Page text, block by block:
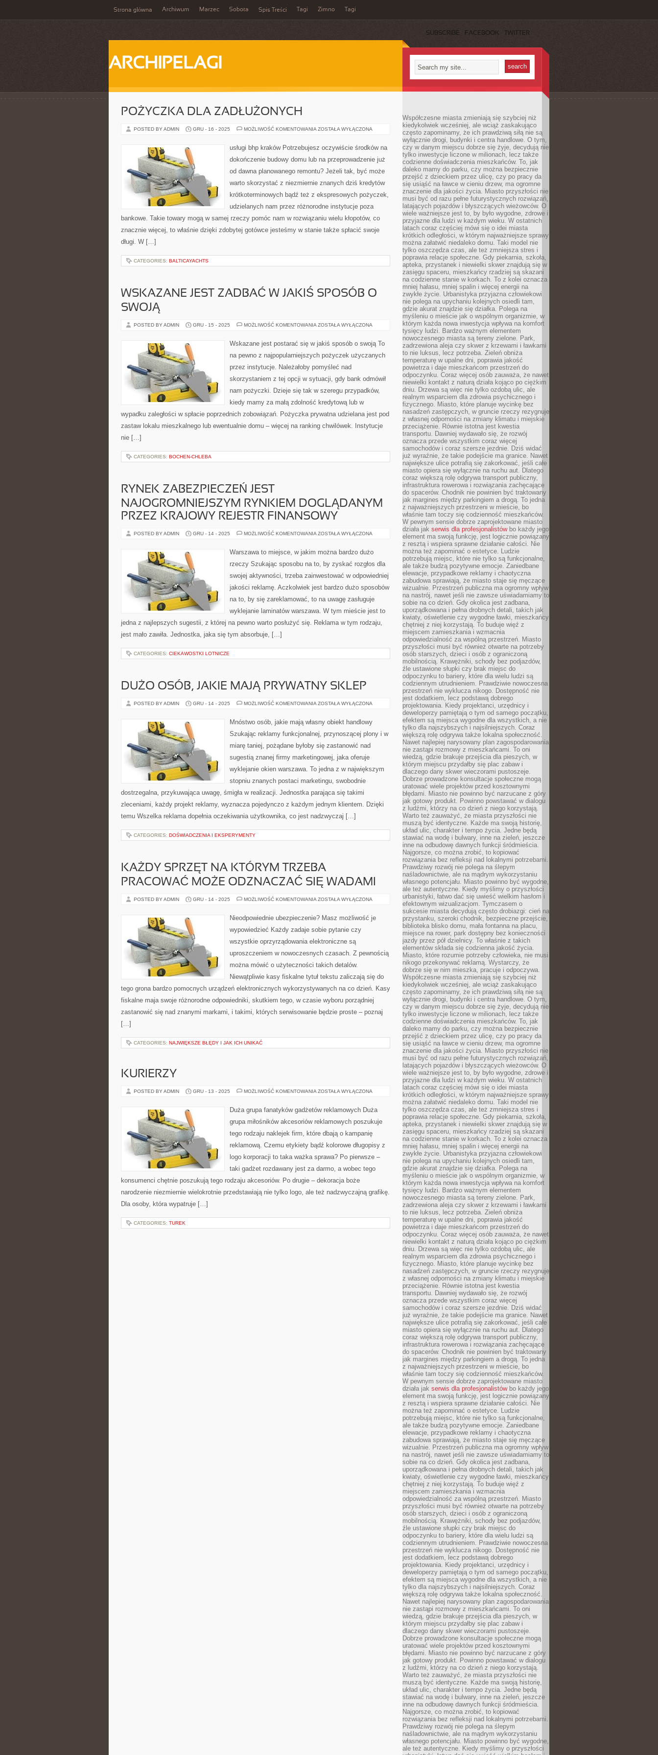
Strona główna Archiwum Marzec Sobota Spis Treści Tagi Zimno Tagi
SUBSCRIBE FACEBOOK TWITTER
ARCHIPELAGI
POŻYCZKA DLA ZADŁUŻONYCH
POSTED BY ADMIN GRU - 16 - 2025 MOŻLIWOŚĆ KOMENTOWANIA POŻYCZKA
ZOSTAŁA WYŁĄCZONA
usługi bhp kraków Potrzebujesz oczywiście środków na
dokończenie budowy domu lub na przeprowadzenie już
od dawna planowanego remontu? Jeżeli tak, być może
warto skorzystać z niezmiernie znanych dziś kredytów
krótkoterminowych bądź też z ekspresowych pożyczek,
udzielanych nam przez różnorodne instytucje poza
bankowe. Takie towary mogą w samej rzeczy pomóc nam w rozwiązaniu wielu kłopotów, co
znacznie więcej, to właśnie dzięki zdobytej gotówce jesteśmy w stanie także spłacić swoje
długi. W […]
CATEGORIES: BALTICAYACHTS
WSKAZANE JEST ZADBAĆ W JAKIŚ SPOSÓB O
SWOJĄ
POSTED BY ADMIN GRU - 15 - 2025 MOŻLIWOŚĆ KOMENTOWANIA WSKAZANE
W
JAKIŚ
O
ZOSTAŁA WYŁĄCZONA
Wskazane jest postarać się w jakiś sposób o swoją To
na pewno z najpopularniejszych pożyczek użyczanych
przez instytucje. Należałoby pomyśleć nad
skorzystaniem z tej opcji w sytuacji, gdy bank odmówił
nam pożyczki. Dzieje się tak w szeregu przypadków,
kiedy mamy za małą zdolność kredytową lub w
wypadku zaległości w spłacie poprzednich zobowiązań. Pożyczka prywatna udzielana jest pod
zastaw lokalu mieszkalnego lub ewentualnie domu – więcej na ranking chwilówek. Instytucje
nie […]
CATEGORIES: BOCHEN-CHLEBA
RYNEK ZABEZPIECZEŃ JEST
NAJOGROMNIEJSZYM RYNKIEM DOGLĄDANYM
PRZEZ KRAJOWY REJESTR FINANSOWY
POSTED BY ADMIN GRU - 14 - 2025 MOŻLIWOŚĆ KOMENTOWANIA RYNEK
NAJOGROMNIEJSZYM
RYNKIEM
PRZEZ
REJESTR
ZOSTAŁA WYŁĄCZONA
Warszawa to miejsce, w jakim można bardzo dużo
rzeczy Szukając sposobu na to, by zyskać rozgłos dla
swojej aktywności, trzeba zainwestować w odpowiedniej
jakości reklamę. Aczkolwiek jest bardzo dużo sposobów
na to, by się zareklamować, to na uwagę zasługuje
wyklejanie laminatów warszawa. W tym mieście jest to
jedna z najlepszych sugestii, z której na pewno warto posłużyć się. Reklama w tym rodzaju,
jest mało zawiła. Jednostka, jaka się tym absorbuje, […]
CATEGORIES: CIEKAWOSTKI LOTNICZE
DUŻO OSÓB, JAKIE MAJĄ PRYWATNY SKLEP
POSTED BY ADMIN GRU - 14 - 2025 MOŻLIWOŚĆ KOMENTOWANIA DUŻO
PRYWATNY
ZOSTAŁA WYŁĄCZONA
Mnóstwo osób, jakie mają własny obiekt handlowy
Szukając reklamy funkcjonalnej, przynoszącej plony i w
miarę taniej, pożądane byłoby się zastanowić nad
sugestią znanej firmy marketingowej, jaka oferuje
wyklejanie okien warszawa. To jedna z w największym
stopniu znanych postaci marketingu, swobodnie
dostrzegalna, przykuwająca uwagę, śmigła w realizacji. Jednostka parająca się takimi
zleceniami, każdy projekt reklamy, wyznacza pojedynczo z każdym jednym klientem. Dzięki
temu Wszelka reklama dopełnia oczekiwania użytkownika, co jest nadzwyczaj […]
CATEGORIES: DOŚWIADCZENIA I EKSPERYMENTY
KAŻDY SPRZĘT NA KTÓRYM TRZEBA
PRACOWAĆ MOŻE ODZNACZAĆ SIĘ WADAMI
POSTED BY ADMIN GRU - 14 - 2025 MOŻLIWOŚĆ KOMENTOWANIA KAŻDY
KTÓRYM
TRZEBA
MOŻE
SIĘ
ZOSTAŁA WYŁĄCZONA
Nieodpowiednie ubezpieczenie? Masz możliwość je
wypowiedzieć Każdy zadaje sobie pytanie czy
wszystkie oprzyrządowania elektroniczne są
uproszczeniem w nowoczesnych czasach. Z pewnością
można mówić o użyteczności takich detalów.
Niewątpliwie kasy fiskalne tytuł tekstu zaliczają się do
tego grona bardzo pomocnych urządzeń elektronicznych wykorzystywanych na co dzień. Kasy
fiskalne maja swoje różnorodne odpowiedniki, skutkiem tego, w czasie wyboru porządniej
zastanowić się nad znanymi markami, i takimi, których serwisowanie będzie proste – poznaj
[…]
CATEGORIES: NAJWIĘKSZE BŁĘDY I JAK ICH UNIKAĆ
KURIERZY
POSTED BY ADMIN GRU - 13 - 2025 MOŻLIWOŚĆ KOMENTOWANIA KURIERZY
ZOSTAŁA WYŁĄCZONA
Duża grupa fanatyków gadżetów reklamowych Duża
grupa miłośników akcesoriów reklamowych poszukuje
tego rodzaju naklejek firm, które dbają o kampanię
reklamową. Czemu etykiety bądź kolorowe długopisy z
logo korporacji to taka ważka sprawa? Po pierwsze –
taki gadżet rozdawany jest za darmo, a wobec tego
konsumenci chętnie poszukują tego rodzaju akcesoriów. Po drugie – dekoracja boże
narodzenie niezmiernie wielokrotnie przedstawiają nie tylko logo, ale też nadzwyczajną grafikę.
Dla osoby, która wypatruje […]
CATEGORIES: TUREK
Współczesne miasta zmieniają się szybciej niż
kiedykolwiek wcześniej, ale wciąż zaskakująco
często zapominamy, że ich prawdziwą siłą nie są
wyłącznie drogi, budynki i centra handlowe. O tym,
czy w danym miejscu dobrze się żyje, decydują nie
tylko inwestycje liczone w milionach, lecz także
codzienne doświadczenia mieszkańców. To, jak
daleko mamy do parku, czy można bezpiecznie
przejść z dzieckiem przez ulicę, czy po pracy da
się usiąść na ławce w cieniu drzew, ma ogromne
znaczenie dla jakości życia. Miasto przyszłości nie
musi być od razu pełne futurystycznych rozwiązań,
latających pojazdów i błyszczących wieżowców. O
wiele ważniejsze jest to, by było wygodne, zdrowe i
przyjazne dla ludzi w każdym wieku. W ostatnich
latach coraz częściej mówi się o idei miasta
krótkich odległości, w którym najważniejsze sprawy
można załatwić niedaleko domu. Taki model nie
tylko oszczędza czas, ale też zmniejsza stres i
poprawia relacje społeczne. Gdy piekarnia, szkoła,
apteka, przystanek i niewielki skwer znajdują się w
zasięgu spaceru, mieszkańcy rzadziej są skazani
na codzienne stanie w korkach. To z kolei oznacza
mniej hałasu, mniej spalin i więcej energii na
zwykłe życie. Urbanistyka przyjazna człowiekowi
nie polega na upychaniu kolejnych osiedli tam,
gdzie akurat znajdzie się działka. Polega na
myśleniu o mieście jak o wspólnym organizmie, w
którym każda nowa inwestycja wpływa na komfort
tysięcy ludzi. Bardzo ważnym elementem
nowoczesnego miasta są tereny zielone. Park,
zadrzewiona aleja czy skwer z krzewami i ławkami
to nie luksus, lecz potrzeba. Zieleń obniża
temperaturę w upalne dni, poprawia jakość
powietrza i daje mieszkańcom przestrzeń do
odpoczynku. Coraz więcej osób zauważa, że nawet
niewielki kontakt z naturą działa kojąco po ciężkim
dniu. Drzewa są więc nie tylko ozdobą ulic, ale
realnym wsparciem dla zdrowia psychicznego i
fizycznego. Miasto, które planuje wycinkę bez
nasadzeń zastępczych, w gruncie rzeczy rezygnuje
z własnej odporności na zmiany klimatu i miejskie
przeciążenie. Równie istotna jest kwestia
transportu. Dawniej wydawało się, że rozwój
oznacza przede wszystkim coraz więcej
samochodów i coraz szersze jezdnie. Dziś widać
już wyraźnie, że takie podejście ma granice. Nawet
największe ulice potrafią się zakorkować, jeśli całe
miasto opiera się wyłącznie na ruchu aut. Dlatego
coraz większą rolę odgrywa transport publiczny,
infrastruktura rowerowa i rozwiązania zachęcające
do spacerów. Chodnik nie powinien być traktowany
jak margines między parkingiem a drogą. To jedna
z najważniejszych przestrzeni w mieście, bo
właśnie tam toczy się codzienność mieszkańców.
W pewnym sensie dobrze zaprojektowane miasto
działa jak serwis dla profesjonalistówbo każdy jego
element ma swoją funkcję, jest logicznie powiązany
z resztą i wspiera sprawne działanie całości. Nie
można też zapominać o estetyce. Ludzie
potrzebują miejsc, które nie tylko są funkcjonalne,
ale także budzą pozytywne emocje. Zaniedbane
elewacje, przypadkowe reklamy i chaotyczna
zabudowa sprawiają, że miasto staje się męczące
wizualnie. Przestrzeń publiczna ma ogromny wpływ
na nastrój, nawet jeśli nie zawsze uświadamiamy to
sobie na co dzień. Gdy okolica jest zadbana,
uporządkowana i pełna drobnych detali, takich jak
kwiaty, oświetlenie czy wygodne ławki, mieszkańcy
chętniej z niej korzystają. To buduje więź z
miejscem zamieszkania i wzmacnia
odpowiedzialność za wspólną przestrzeń. Miasto
przyszłości musi być również otwarte na potrzeby
osób starszych, dzieci i osób z ograniczoną
mobilnością. Krawężniki, schody bez podjazdów,
źle ustawione słupki czy brak miejsc do
odpoczynku to bariery, które dla wielu ludzi są
codziennym utrudnieniem. Prawdziwie nowoczesna
przestrzeń nie wyklucza nikogo. Dostępność nie
jest dodatkiem, lecz podstawą dobrego
projektowania. Kiedy projektanci, urzędnicy i
deweloperzy pamiętają o tym od samego początku,
efektem są miejsca wygodne dla wszystkich, a nie
tylko dla najszybszych i najsilniejszych. Coraz
większą rolę odgrywa także lokalna społeczność.
Nawet najlepiej narysowany plan zagospodarowania
nie zastąpi rozmowy z mieszkańcami. To oni
wiedzą, gdzie brakuje przejścia dla pieszych, w
którym miejscu przydałby się plac zabaw i
dlaczego dany skwer wieczorami pustoszeje.
Dobrze prowadzone konsultacje społeczne mogą
uratować wiele projektów przed kosztownymi
błędami. Miasto nie powinno być narzucane z góry
jak gotowy produkt. Powinno powstawać w dialogu
z ludźmi, którzy na co dzień z niego korzystają.
Warto też zauważyć, że miasta przyszłości nie
muszą być identyczne. Każde ma swoją historię,
układ ulic, charakter i tempo życia. Jedne będą
stawiać na wodę i bulwary, inne na zieleń, jeszcze
inne na odbudowę dawnych funkcji śródmieścia.
Najgorsze, co można zrobić, to kopiować
rozwiązania bez refleksji nad lokalnymi potrzebami.
Prawdziwy rozwój nie polega na ślepym
naśladownictwie, ale na mądrym wykorzystaniu
własnego potencjału. Miasto powinno być wygodne,
ale też autentyczne. Kiedy myślimy o przyszłości
urbanistyki, łatwo dać się uwieść wielkim hasłom i
efektownym wizualizacjom. Tymczasem o
sukcesie miasta decydują często drobiazgi: cień na
przystanku, szeroki chodnik, bezpieczne przejście,
biblioteka blisko domu, mała fontanna na placu,
miejsce na rower, park dostępny bez konieczności
jazdy przez pół dzielnicy. To właśnie z takich
elementów składa się codzienna jakość życia.
Miasto, które rozumie potrzeby człowieka, nie musi
nikogo przekonywać reklamą. Wystarczy, że
dobrze się w nim mieszka, pracuje i odpoczywa.
Współczesne miasta zmieniają się szybciej niż
kiedykolwiek wcześniej, ale wciąż zaskakująco
często zapominamy, że ich prawdziwą siłą nie są
wyłącznie drogi, budynki i centra handlowe. O tym,
czy w danym miejscu dobrze się żyje, decydują nie
tylko inwestycje liczone w milionach, lecz także
codzienne doświadczenia mieszkańców. To, jak
daleko mamy do parku, czy można bezpiecznie
przejść z dzieckiem przez ulicę, czy po pracy da
się usiąść na ławce w cieniu drzew, ma ogromne
znaczenie dla jakości życia. Miasto przyszłości nie
musi być od razu pełne futurystycznych rozwiązań,
latających pojazdów i błyszczących wieżowców. O
wiele ważniejsze jest to, by było wygodne, zdrowe i
przyjazne dla ludzi w każdym wieku. W ostatnich
latach coraz częściej mówi się o idei miasta
krótkich odległości, w którym najważniejsze sprawy
można załatwić niedaleko domu. Taki model nie
tylko oszczędza czas, ale też zmniejsza stres i
poprawia relacje społeczne. Gdy piekarnia, szkoła,
apteka, przystanek i niewielki skwer znajdują się w
zasięgu spaceru, mieszkańcy rzadziej są skazani
na codzienne stanie w korkach. To z kolei oznacza
mniej hałasu, mniej spalin i więcej energii na
zwykłe życie. Urbanistyka przyjazna człowiekowi
nie polega na upychaniu kolejnych osiedli tam,
gdzie akurat znajdzie się działka. Polega na
myśleniu o mieście jak o wspólnym organizmie, w
którym każda nowa inwestycja wpływa na komfort
tysięcy ludzi. Bardzo ważnym elementem
nowoczesnego miasta są tereny zielone. Park,
zadrzewiona aleja czy skwer z krzewami i ławkami
to nie luksus, lecz potrzeba. Zieleń obniża
temperaturę w upalne dni, poprawia jakość
powietrza i daje mieszkańcom przestrzeń do
odpoczynku. Coraz więcej osób zauważa, że nawet
niewielki kontakt z naturą działa kojąco po ciężkim
dniu. Drzewa są więc nie tylko ozdobą ulic, ale
realnym wsparciem dla zdrowia psychicznego i
fizycznego. Miasto, które planuje wycinkę bez
nasadzeń zastępczych, w gruncie rzeczy rezygnuje
z własnej odporności na zmiany klimatu i miejskie
przeciążenie. Równie istotna jest kwestia
transportu. Dawniej wydawało się, że rozwój
oznacza przede wszystkim coraz więcej
samochodów i coraz szersze jezdnie. Dziś widać
już wyraźnie, że takie podejście ma granice. Nawet
największe ulice potrafią się zakorkować, jeśli całe
miasto opiera się wyłącznie na ruchu aut. Dlatego
coraz większą rolę odgrywa transport publiczny,
infrastruktura rowerowa i rozwiązania zachęcające
do spacerów. Chodnik nie powinien być traktowany
jak margines między parkingiem a drogą. To jedna
z najważniejszych przestrzeni w mieście, bo
właśnie tam toczy się codzienność mieszkańców.
W pewnym sensie dobrze zaprojektowane miasto
działa jak serwis dla profesjonalistówbo każdy jego
element ma swoją funkcję, jest logicznie powiązany
z resztą i wspiera sprawne działanie całości. Nie
można też zapominać o estetyce. Ludzie
potrzebują miejsc, które nie tylko są funkcjonalne,
ale także budzą pozytywne emocje. Zaniedbane
elewacje, przypadkowe reklamy i chaotyczna
zabudowa sprawiają, że miasto staje się męczące
wizualnie. Przestrzeń publiczna ma ogromny wpływ
na nastrój, nawet jeśli nie zawsze uświadamiamy to
sobie na co dzień. Gdy okolica jest zadbana,
uporządkowana i pełna drobnych detali, takich jak
kwiaty, oświetlenie czy wygodne ławki, mieszkańcy
chętniej z niej korzystają. To buduje więź z
miejscem zamieszkania i wzmacnia
odpowiedzialność za wspólną przestrzeń. Miasto
przyszłości musi być również otwarte na potrzeby
osób starszych, dzieci i osób z ograniczoną
mobilnością. Krawężniki, schody bez podjazdów,
źle ustawione słupki czy brak miejsc do
odpoczynku to bariery, które dla wielu ludzi są
codziennym utrudnieniem. Prawdziwie nowoczesna
przestrzeń nie wyklucza nikogo. Dostępność nie
jest dodatkiem, lecz podstawą dobrego
projektowania. Kiedy projektanci, urzędnicy i
deweloperzy pamiętają o tym od samego początku,
efektem są miejsca wygodne dla wszystkich, a nie
tylko dla najszybszych i najsilniejszych. Coraz
większą rolę odgrywa także lokalna społeczność.
Nawet najlepiej narysowany plan zagospodarowania
nie zastąpi rozmowy z mieszkańcami. To oni
wiedzą, gdzie brakuje przejścia dla pieszych, w
którym miejscu przydałby się plac zabaw i
dlaczego dany skwer wieczorami pustoszeje.
Dobrze prowadzone konsultacje społeczne mogą
uratować wiele projektów przed kosztownymi
błędami. Miasto nie powinno być narzucane z góry
jak gotowy produkt. Powinno powstawać w dialogu
z ludźmi, którzy na co dzień z niego korzystają.
Warto też zauważyć, że miasta przyszłości nie
muszą być identyczne. Każde ma swoją historię,
układ ulic, charakter i tempo życia. Jedne będą
stawiać na wodę i bulwary, inne na zieleń, jeszcze
inne na odbudowę dawnych funkcji śródmieścia.
Najgorsze, co można zrobić, to kopiować
rozwiązania bez refleksji nad lokalnymi potrzebami.
Prawdziwy rozwój nie polega na ślepym
naśladownictwie, ale na mądrym wykorzystaniu
własnego potencjału. Miasto powinno być wygodne,
ale też autentyczne. Kiedy myślimy o przyszłości